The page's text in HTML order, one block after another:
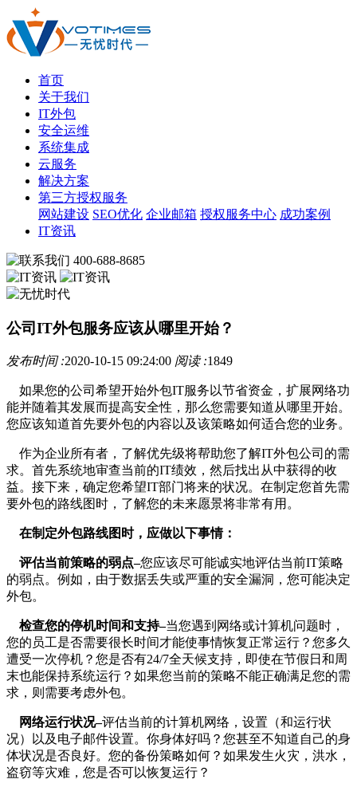
首页
关于我们
IT外包
安全运维
系统集成
云服务
解决方案
第三方授权服务
网站建设 SEO优化 企业邮箱 授权服务中心 成功案例
IT资讯
400-688-8685
公司IT外包服务应该从哪里开始？
发布时间 :2020-10-15 09:24:00 阅读 :1849
如果您的公司希望开始外包IT服务以节省资金，扩展网络功
能并随着其发展而提高安全性，那么您需要知道从哪里开始。
您应该知道首先要外包的内容以及该策略如何适合您的业务。
作为企业所有者，了解优先级将帮助您了解IT外包公司的需
求。首先系统地审查当前的IT绩效，然后找出从中获得的收
益。接下来，确定您希望IT部门将来的状况。在制定您首先需
要外包的路线图时，了解您的未来愿景将非常有用。
在制定外包路线图时，应做以下事情：
评估当前策略的弱点–您应该尽可能诚实地评估当前IT策略
的弱点。例如，由于数据丢失或严重的安全漏洞，您可能决定
外包。
检查您的停机时间和支持–当您遇到网络或计算机问题时，
您的员工是否需要很长时间才能使事情恢复正常运行？您多久
遭受一次停机？您是否有24/7全天候支持，即使在节假日和周
末也能保持系统运行？如果您当前的策略不能正确满足您的需
求，则需要考虑外包。
网络运行状况–评估当前的计算机网络，设置（和运行状
况）以及电子邮件设置。你身体好吗？您甚至不知道自己的身
体状况是否良好。您的备份策略如何？如果发生火灾，洪水，
盗窃等灾难，您是否可以恢复运行？